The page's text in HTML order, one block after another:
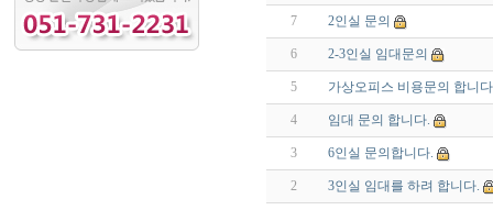
7 2인실 문의
6 2-3인실 임대문의
5 가상오피스 비용문의 합니다
4 임대 문의 합니다.
3 6인실 문의합니다.
2 3인실 임대를 하려 합니다.